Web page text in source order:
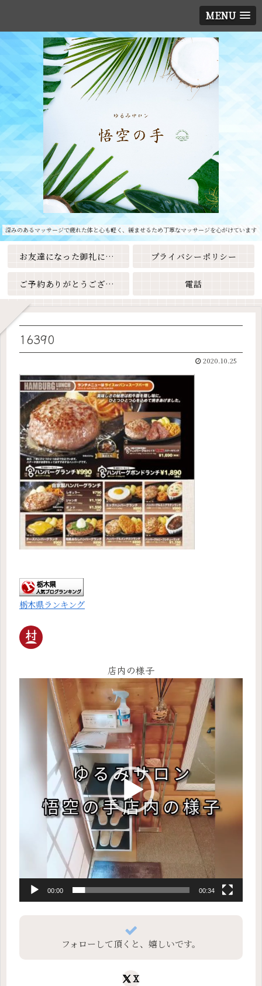
MENU
深みのあるマッサージで疲れた体と心も軽く、緩ませるため丁寧なマッサージを心がけています
お友達になった御礼に素敵なクーポンをプレゼント🎁 プライバシーポリシー
ご予約ありがとうございます 電話
16390
2020.10.25
栃木県ランキング
店内の様子
00:00 00:34
フォローして頂くと、嬉しいです。
X